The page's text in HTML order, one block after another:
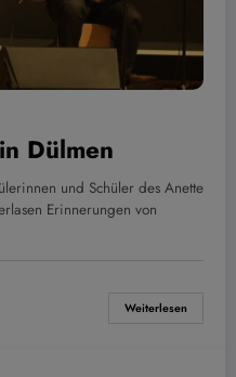
Dülmen
und Schüler des Anette
Erinnerungen von
Weiterlesen